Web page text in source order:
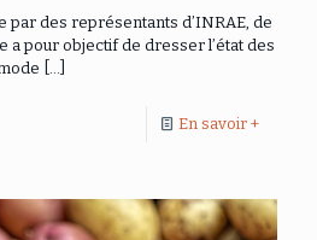
par des représentants d’INRAE, de
a pour objectif de dresser l’état des
[…]
En savoir +